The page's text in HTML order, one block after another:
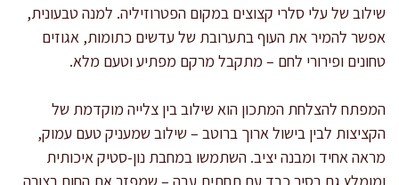
שילוב של עלי סלרי קצוצים במקום הפטרוזיליה. למנה טבעונית,
אפשר להמיר את העוף בתערובת של עדשים כתומות, אגוזים
טחונים ופירורי לחם – מתקבל מרקם מפתיע וטעם מלא.
המפתח להצלחת המתכון הוא שילוב בין צלייה מוקדמת של
הקציצות לבין בישול ארוך ברוטב – שילוב שמעניק טעם עמוק,
מראה אחיד ומבנה יציב. השתמשו במחבת נון-סטיק איכותית
ומומלץ גם בסיר כבד עם תחתית עבה – שמפזר את החום בצורה